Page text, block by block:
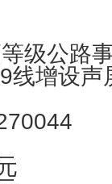
级公路
线增设声